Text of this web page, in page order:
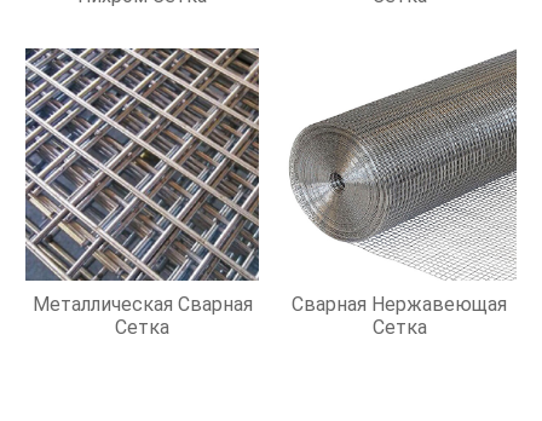
Металлическая Сварная
Сетка
Сварная Нержавеющая
Сетка